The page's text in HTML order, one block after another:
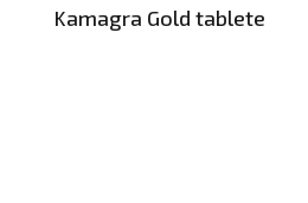
Kamagra Gold tablete